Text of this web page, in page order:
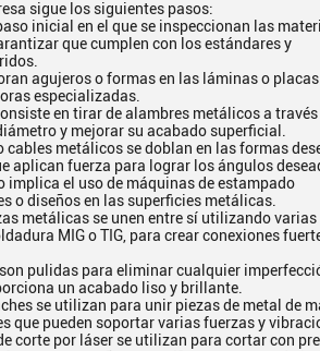
sigue los siguientes pasos:
inicial en el que se inspeccionan las
que cumplen con los estándares y
agujeros o formas en las láminas o placas
especializadas.
en tirar de alambres metálicos a
y mejorar su acabado superficial.
metálicos se doblan en las formas
aplican fuerza para lograr los ángulos
implica el uso de máquinas de estampado
o diseños en las superficies metálicas.
metálicas se unen entre sí utilizando varias
MIG o TIG, para crear conexiones
pulidas para eliminar cualquier
un acabado liso y brillante.
se utilizan para unir piezas de metal de
que pueden soportar varias fuerzas y
corte por láser se utilizan para cortar con